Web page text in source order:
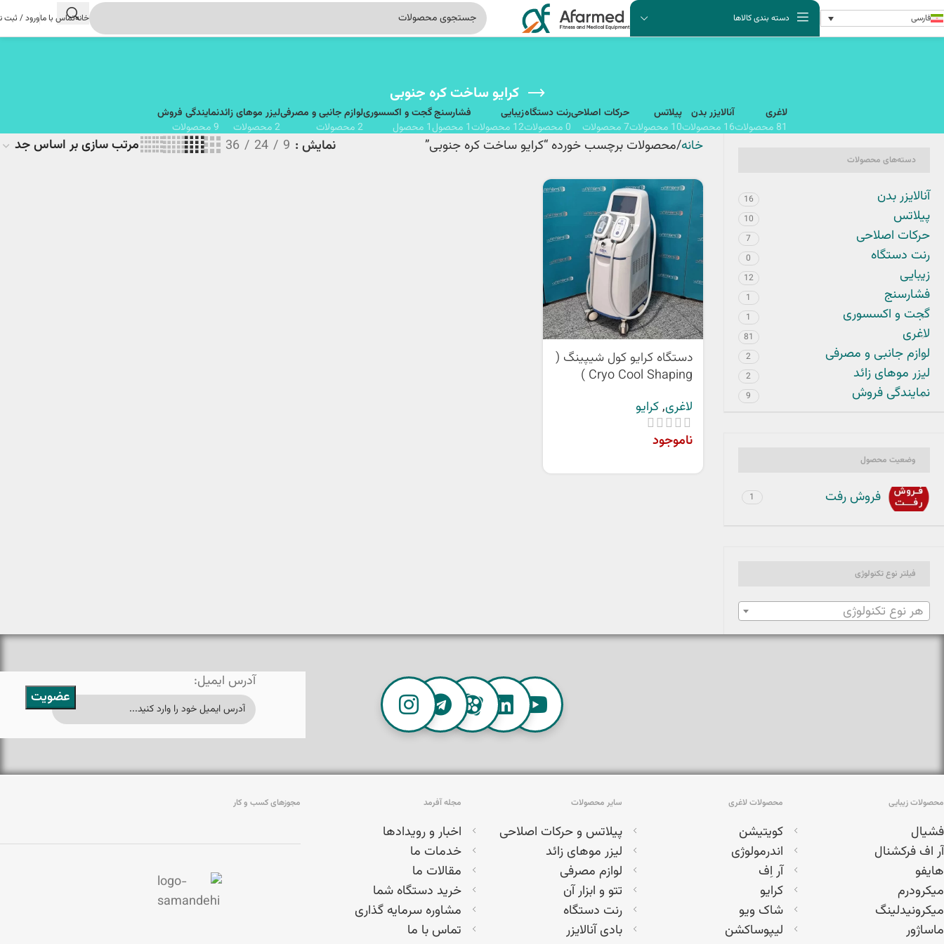
فارسی دسته بندی کالاها خانهتماس با ماورود / ثبت
کرایو ساخت کره جنوبی
لاغری
81 محصولات
آنالایزر بدن
16 محصولات
پیلاتس
10 محصولات
حرکات اصلاحی
7 محصولات
رنت دستگاه
0 محصولات
زیبایی
12 محصولات
فشارسنج
1 محصول
گجت و اکسسوری
1 محصول
لوازم جانبی و مصرفی
2 محصولات
لیزر موهای زائد
2 محصولات
نمایندگی فروش
9 محصولات
دسته‌های محصولات
آنالایزر بدن 16
پیلاتس 10
حرکات اصلاحی 7
رنت دستگاه 0
زیبایی 12
فشارسنج 1
گجت و اکسسوری 1
لاغری 81
لوازم جانبی و مصرفی 2
لیزر موهای زائد 2
نمایندگی فروش 9
وضعیت محصول
فروش رفت 1
فیلتر نوع تکنولوژی
هر نوع تکنولوژی
خانه محصولات برچسب خورده “کرایو ساخت کره جنوبی” نمایش 9
24
36
دستگاه کرایو کول شیپینگ (
Cryo Cool Shaping )
لاغری,کرایو
ناموجود
آدرس ایمیل:
محصولات زیبایی
فشیال
آر اف فرکشنال
هایفو
میکرودرم
میکرونیدلینگ
ماساژور
محصولات لاغری
کویتیشن
اندرمولوژی
آر اِف
کرایو
شاک ویو
لیپوساکشن
سایر محصولات
پیلاتس و حرکات اصلاحی
لیزر موهای زائد
لوازم مصرفی
تتو و ابزار آن
رنت دستگاه
بادی آنالایزر
مجله آفرمد
اخبار و رویدادها
خدمات ما
مقالات ما
خرید دستگاه شما
مشاوره سرمایه گذاری
تماس با ما
مجوزهای کسب و کار